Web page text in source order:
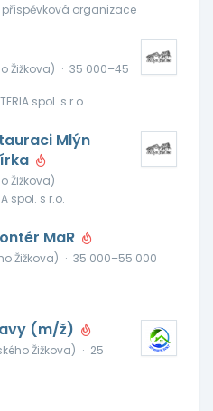
příspěvková organizace
Žižkova) · 35 000–45
spol. s r.o.
Mlýn
Žižkova)
spol. s r.o.
MaR
Žižkova) · 35 000–55 000
(m/ž)
Žižkova) · 25